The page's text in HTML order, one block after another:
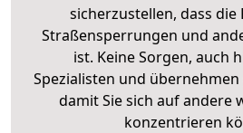
sicherzustellen, dass die
Straßensperrungen und
ist. Keine Sorgen, auch
Spezialisten und
damit Sie sich auf andere
konzentrieren